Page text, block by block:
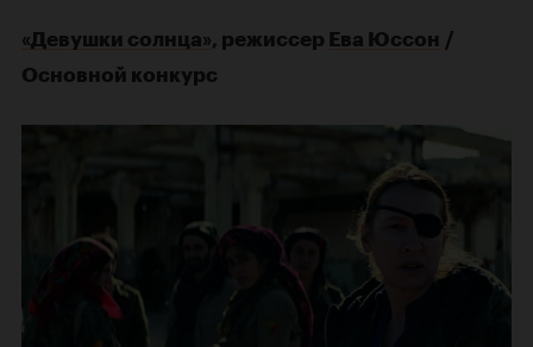
«Девушки солнца», режиссер Ева Юссон /
Основной конкурс